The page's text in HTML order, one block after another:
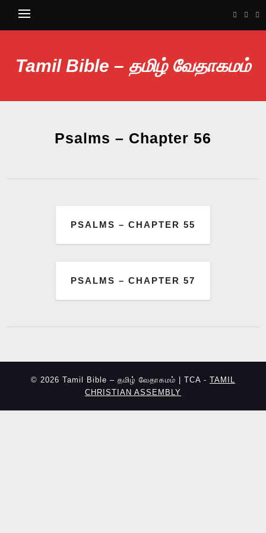
Tamil Bible – தமிழ் வேதாகமம்
Psalms – Chapter 56
PSALMS – CHAPTER 55
PSALMS – CHAPTER 57
© 2026 Tamil Bible – தமிழ் வேதாகமம் | TCA - TAMIL
CHRISTIAN ASSEMBLY